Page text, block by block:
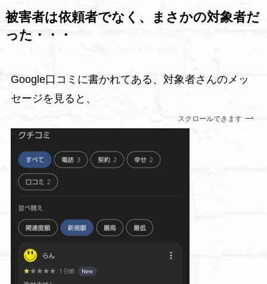
被害者は依頼者でなく、まさかの対象者だ
った・・・
Google口コミに書かれてある、対象者さんのメッ
セージを見ると、
スクロールできます